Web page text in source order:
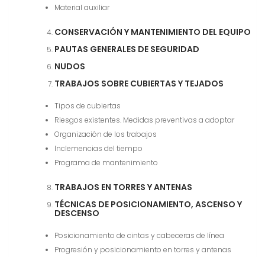
Material auxiliar
CONSERVACIÓN Y MANTENIMIENTO DEL EQUIPO
PAUTAS GENERALES DE SEGURIDAD
NUDOS
TRABAJOS SOBRE CUBIERTAS Y TEJADOS
Tipos de cubiertas
Riesgos existentes. Medidas preventivas a adoptar
Organización de los trabajos
Inclemencias del tiempo
Programa de mantenimiento
TRABAJOS EN TORRES Y ANTENAS
TÉCNICAS DE POSICIONAMIENTO, ASCENSO Y
DESCENSO
Posicionamiento de cintas y cabeceras de línea
Progresión y posicionamiento en torres y antenas